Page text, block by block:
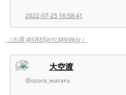
2022-07-25 16:58:41
（出典 @SR85jnYLMi69kJg）
大空渡
@ozora_wataru